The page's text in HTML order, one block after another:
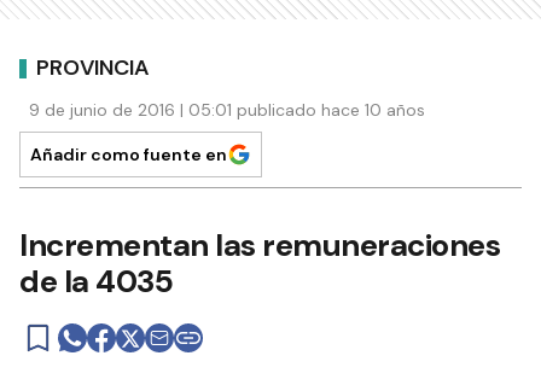
PROVINCIA
9 de junio de 2016 | 05:01 publicado hace 10 años
Añadir como fuente en
Incrementan las remuneraciones
de la 4035